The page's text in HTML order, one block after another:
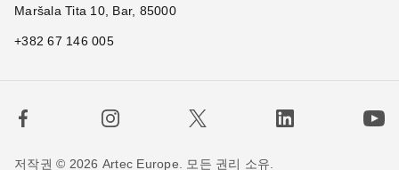
Maršala Tita 10, Bar, 85000
+382 67 146 005
저작권 © 2026 Artec Europe. 모든 권리 소유.